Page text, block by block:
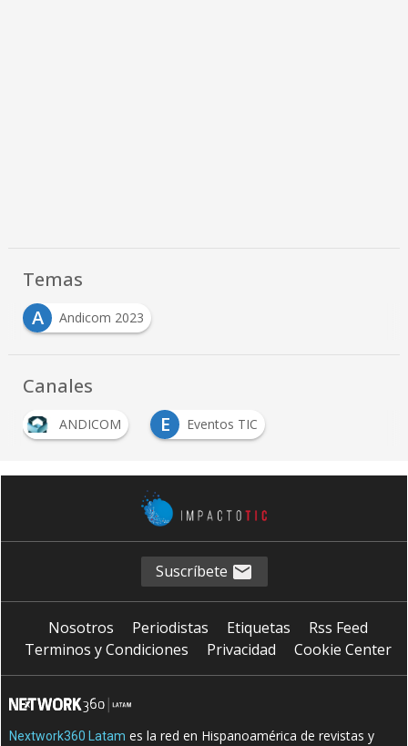
Temas
A
Andicom 2023
Canales
ANDICOM E Eventos TIC
Suscríbete
Nosotros Periodistas Etiquetas
Rss Feed
Terminos y Condiciones
Privacidad Cookie Center
Nextwork360 Latam es la red en Hispanoamérica de revistas y